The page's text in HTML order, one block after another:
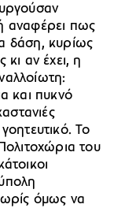
αναφέρει πως
δάση, κυρίως
αν έχει, η
και πυκνό
Το
του
όμως να